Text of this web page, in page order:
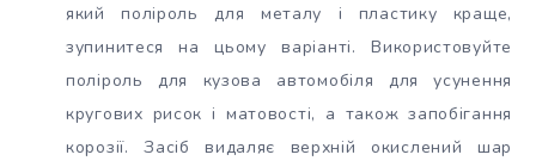
який поліроль для металу і пластику краще,
зупинитеся на цьому варіанті. Використовуйте
поліроль для кузова автомобіля для усунення
кругових рисок і матовості, а також запобігання
корозії. Засіб видаляє верхній окислений шар